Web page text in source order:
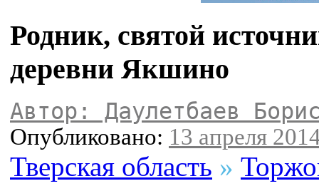
Родник, святой
деревни Якшино
Автор: Даулетбаев
Опубликовано: 13 апреля
Тверская область »